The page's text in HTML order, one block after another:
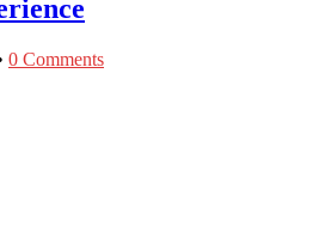
0 Comments